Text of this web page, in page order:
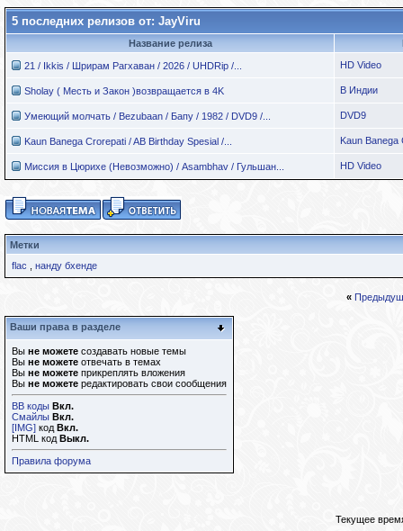
5 последних релизов от: JayViru
Название релиза
21 / Ikkis / Шрирам Рагхаван / 2026 / UHDRip /... HD Video
Sholay ( Месть и Закон )возвращается в 4K В Индии
Умеющий молчать / Bezubaan / Бапу / 1982 / DVD9 /... DVD9
Kaun Banega Crorepati / AB Birthday Spesial /... Kaun Banega
Миссия в Цюрихе (Невозможно) / Asambhav / Гульшан... HD Video
Метки
flac
нанду бхенде
«
Ваши права в разделе
Вы не можете создавать новые темы
Вы не можете отвечать в темах
Вы не можете прикреплять вложения
Вы не можете редактировать свои сообщения
BB коды Вкл.
Смайлы Вкл.
[IMG] код Вкл.
HTML код Выкл.
Правила форума
Текущее